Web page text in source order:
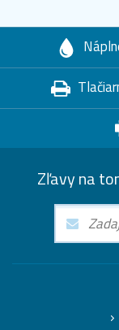
Zľavy na